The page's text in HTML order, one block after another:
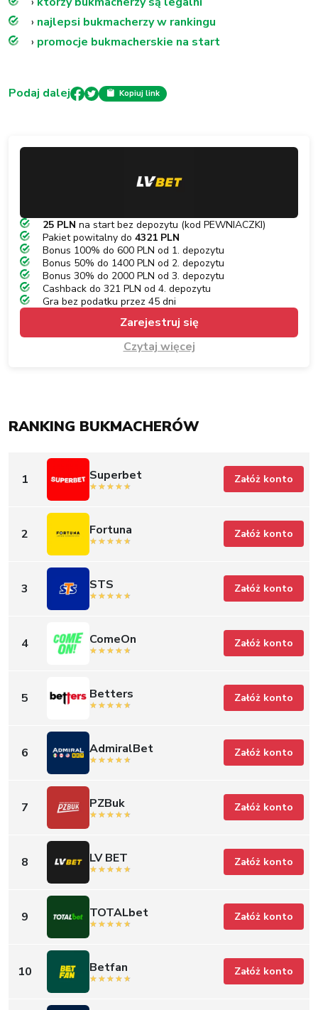
› najlepsi bukmacherzy w rankingu
› promocje bukmacherskie na start
Podaj dalej Kopiuj link
25 PLN na start bez depozytu (kod PEWNIACZKI)
Pakiet powitalny do 4321 PLN
Bonus 100% do 600 PLN od 1. depozytu
Bonus 50% do 1400 PLN od 2. depozytu
Bonus 30% do 2000 PLN od 3. depozytu
Cashback do 321 PLN od 4. depozytu
Gra bez podatku przez 45 dni
Zarejestruj się
Czytaj więcej
RANKING BUKMACHERÓW
1 Superbet Załóż konto
2 Fortuna Załóż konto
3 STS Załóż konto
4 ComeOn Załóż konto
5 Betters Załóż konto
6 AdmiralBet Załóż konto
7 PZBuk Załóż konto
8 LV BET Załóż konto
9 TOTALbet Załóż konto
10 Betfan Załóż konto